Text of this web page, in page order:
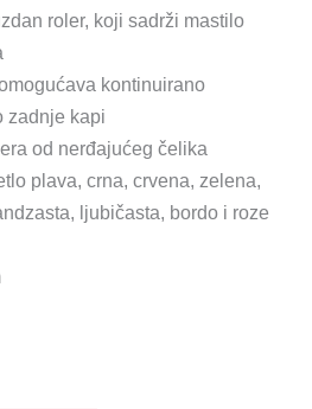
roler, koji sadrži mastilo
kontinuirano
zadnje kapi
od nerđajućeg čelika
plava, crna, crvena, zelena,
ljubičasta, bordo i roze